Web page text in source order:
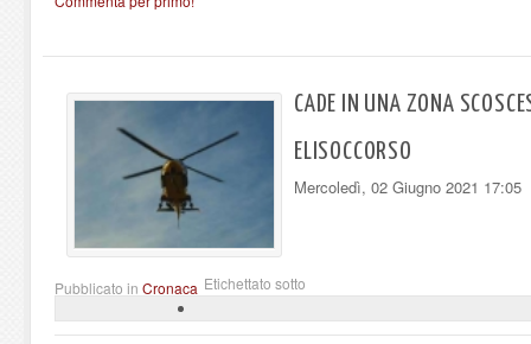
CADE IN UNA ZONA
ELISOCCORSO
Mercoledì, 02 Giugno 2021 17:05
Pubblicato in Cronaca Etichettato sotto